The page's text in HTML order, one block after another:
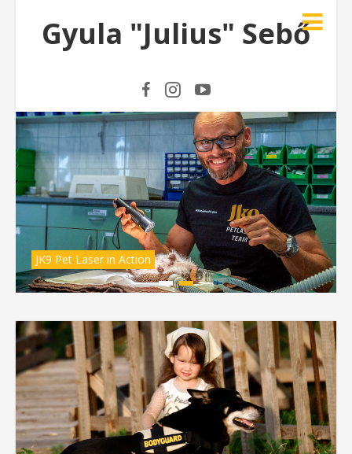
Gyula "Julius" Sebő
JK9 Pet Laser in Action